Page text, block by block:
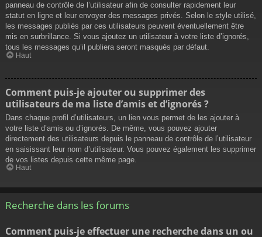
panneau de contrôle de l’utilisateur afin de consulter rapidement leur
statut en ligne et leur envoyer des messages privés. Selon le style utilisé,
les messages publiés par ces utilisateurs peuvent éventuellement être
mis en surbrillance. Si vous ajoutez un utilisateur à votre liste d’ignorés,
tous les messages qu’il publiera seront masqués par défaut.
Haut
Comment puis-je ajouter ou supprimer des
utilisateurs de ma liste d’amis et d’ignorés ?
Dans chaque profil d’utilisateurs, un lien vous permet de les ajouter à
votre liste d’amis ou d’ignorés. De même, vous pouvez ajouter
directement des utilisateurs depuis le panneau de contrôle de l’utilisateur
en saisissant leur nom d’utilisateur. Vous pouvez également les supprimer
de vos listes depuis cette même page.
Haut
Recherche dans les forums
Comment puis-je effectuer une recherche dans un ou